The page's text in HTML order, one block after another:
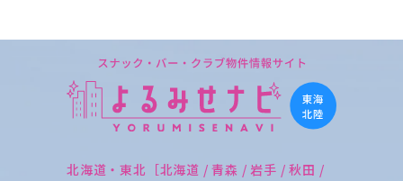
北海道・東北［北海道 / 青森 / 岩手 / 秋田 /